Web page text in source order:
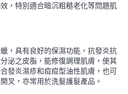
，特別適合暗沉粗糙老化等問題肌
，具有良好的保濕功能，抗發炎抗
泌之皮脂，能修復調理肌膚，使其
發炎濕疹和痘痘型油性肌膚，也可
叉，亦常用於洗髮護髮產品。